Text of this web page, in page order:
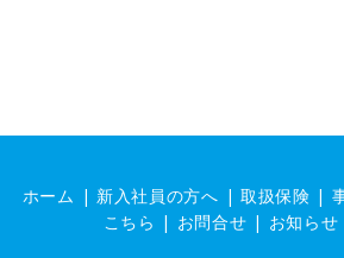
ホーム | 新入社員の方へ | 取扱保険 |
こちら | お問合せ | お知ら